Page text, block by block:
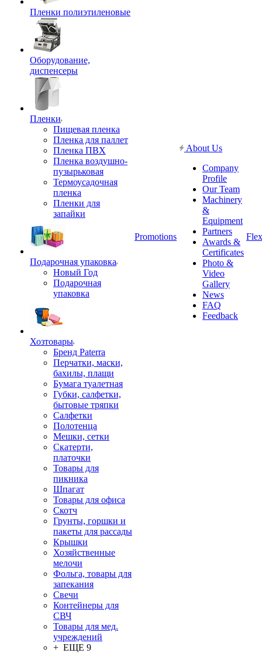
Пленки полиэтиленовые
Оборудование,
диспенсеры
Пленки
Пищевая пленка
Пленка для паллет
Пленка ПВХ
Пленка воздушно-
пузырьковая
Термоусадочная
пленка
Пленки для
запайки
Подарочная упаковка
Новый Год
Подарочная
упаковка
Хозтовары
Бренд Paterra
Перчатки, маски,
бахилы, плащи
Бумага туалетная
Губки, салфетки,
бытовые тряпки
Салфетки
Полотенца
Мешки, сетки
Скатерти,
платочки
Товары для
пикника
Шпагат
Товары для офиса
Скотч
Грунты, горшки и
пакеты для рассады
Крышки
Хозяйственные
мелочи
Фольга, товары для
запекания
Свечи
Контейнеры для
СВЧ
Товары для мед.
учреждений
+ ЕЩЕ 9
Promotions
About Us
Company
Profile
Our Team
Machinery
&
Equipment
Partners
Awards &
Certificates
Photo &
Video
Gallery
News
FAQ
Feedback